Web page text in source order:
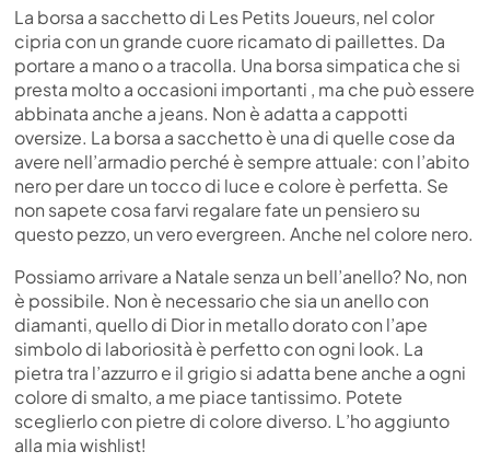
La borsa a sacchetto di Les Petits Joueurs, nel color
cipria con un grande cuore ricamato di paillettes. Da
portare a mano o a tracolla. Una borsa simpatica che si
presta molto a occasioni importanti , ma che può essere
abbinata anche a jeans. Non è adatta a cappotti
oversize. La borsa a sacchetto è una di quelle cose da
avere nell’armadio perché è sempre attuale: con l’abito
nero per dare un tocco di luce e colore è perfetta. Se
non sapete cosa farvi regalare fate un pensiero su
questo pezzo, un vero evergreen. Anche nel colore nero.
Possiamo arrivare a Natale senza un bell’anello? No, non
è possibile. Non è necessario che sia un anello con
diamanti, quello di Dior in metallo dorato con l’ape
simbolo di laboriosità è perfetto con ogni look. La
pietra tra l’azzurro e il grigio si adatta bene anche a ogni
colore di smalto, a me piace tantissimo. Potete
sceglierlo con pietre di colore diverso. L’ho aggiunto
alla mia wishlist!